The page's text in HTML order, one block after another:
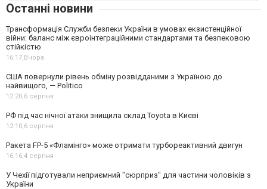
Останні новини
Трансформація Служби безпеки України в умовах екзистенційної
війни: баланс між євроінтеграційними стандартами та безпековою
стійкістю
16:17, Вчора
США повернули рівень обміну розвідданими з Україною до
найвищого, — Politico
12:20, 6 серпня
РФ під час нічної атаки знищила склад Toyota в Києві
12:10, 6 серпня
Ракета FP-5 «Фламінго» може отримати турбореактивний двигун
16:16, 4 серпня
У Чехії підготували неприємний "сюрприз" для частини чоловіків з
України